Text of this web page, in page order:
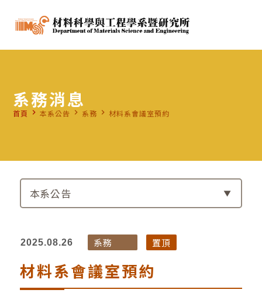
系務消息
首頁 navigate_next 本系公告 navigate_next 系務 navigate_next 材料系會議室預約
本系公告
2025.08.26 系務 置頂
材料系會議室預約